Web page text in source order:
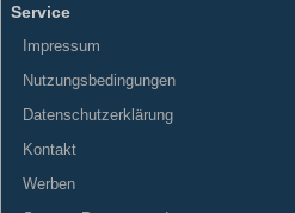
Service
Impressum
Nutzungsbedingungen
Datenschutzerklärung
Kontakt
Werben